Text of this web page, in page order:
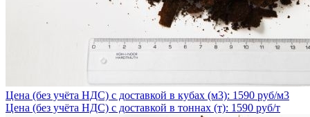
Цена (без учёта НДС) с доставкой в кубах (м3): 1590 руб/м3
Цена (без учёта НДС) с доставкой в тоннах (т): 1590 руб/т